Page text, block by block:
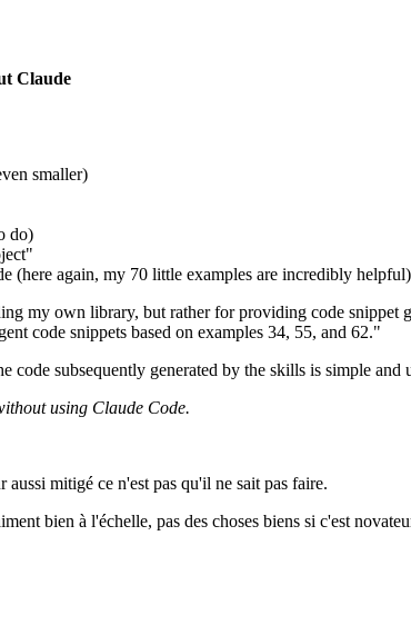
Claude
smaller)
do)
(here again, my 70 little examples are incredibly helpful)
my own library, but rather for providing code snippet
code snippets based on examples 34, 55, and 62."
code subsequently generated by the skills is simple and
using Claude Code.
mitigé ce n'est pas qu'il ne sait pas faire.
bien à l'échelle, pas des choses biens si c'est